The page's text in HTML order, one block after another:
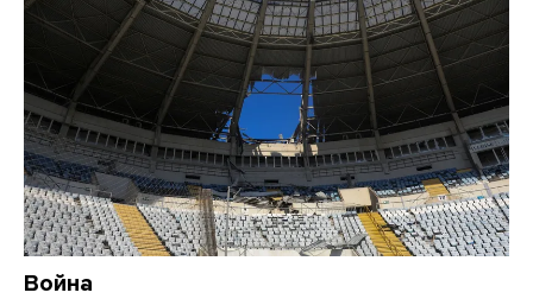
Война